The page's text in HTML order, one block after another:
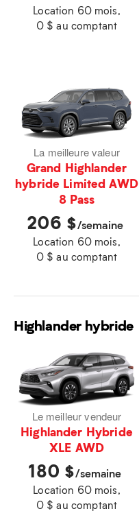
Location 60 mois,
0 $ au comptant
La meilleure valeur
Grand Highlander
hybride Limited AWD
8 Pass
206 $/semaine
Location 60 mois,
0 $ au comptant
Highlander hybride
Le meilleur vendeur
Highlander Hybride
XLE AWD
180 $/semaine
Location 60 mois,
0 $ au comptant